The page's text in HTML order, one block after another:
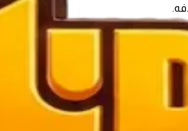
تجمع بين المحتوى المنظم والجلسات